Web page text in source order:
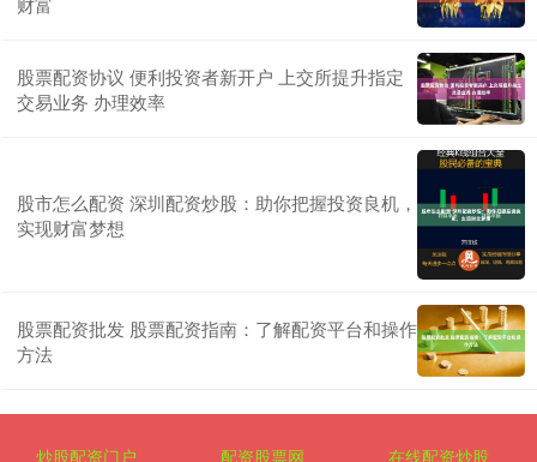
股票配资协议 便利投资者新开户 上交所提升指定
交易业务 办理效率
股市怎么配资 深圳配资炒股：助你把握投资良机，
实现财富梦想
股票配资批发 股票配资指南：了解配资平台和操作
方法
炒股配资门户 配资股票网 在线配资炒股